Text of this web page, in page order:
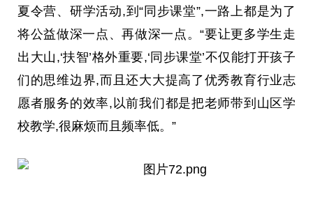
夏令营、研学活动,到“同步课堂”,一路上都是为了
将公益做深一点、再做深一点。“要让更多学生走
出大山,‘扶智’格外重要,‘同步课堂’不仅能打开孩子
们的思维边界,而且还大大提高了优秀教育行业志
愿者服务的效率,以前我们都是把老师带到山区学
校教学,很麻烦而且频率低。”